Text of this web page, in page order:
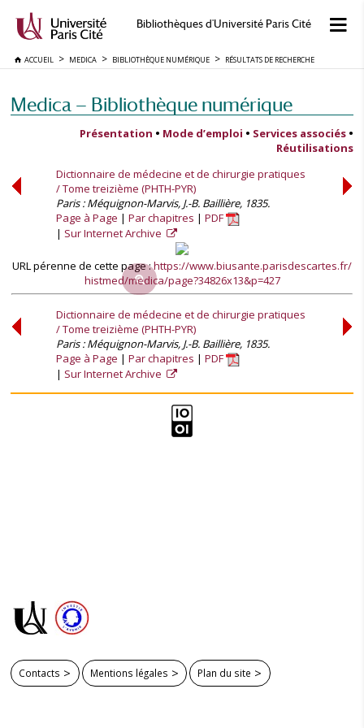
Bibliothèques d'Université Paris Cité
ACCUEIL MEDICA BIBLIOTHÈQUE NUMÉRIQUE RÉSULTATS DE RECHERCHE
Medica — Bibliothèque numérique
Présentation • Mode d’emploi • Services associés •
Réutilisations
Dictionnaire de médecine et de chirurgie pratiques
/ Tome treizième (PHTH-PYR)
Paris : Méquignon-Marvis, J.-B. Baillière, 1835.
Page à Page
Par chapitres
PDF
Sur Internet Archive
URL pérenne de cette page :https://www.biusante.parisdescartes.fr/
histmed/medica/page?34826x13&p=427
Dictionnaire de médecine et de chirurgie pratiques
/ Tome treizième (PHTH-PYR)
Paris : Méquignon-Marvis, J.-B. Baillière, 1835.
Page à Page
Par chapitres
PDF
Sur Internet Archive
Contacts Mentions légales Plan du site